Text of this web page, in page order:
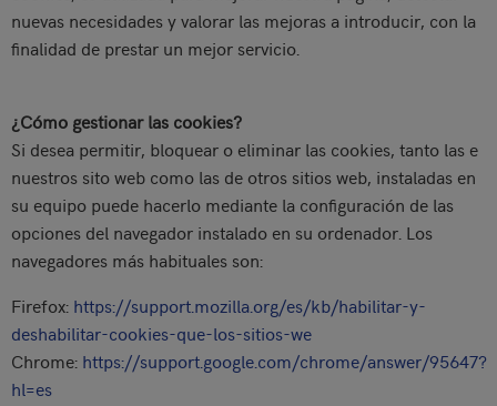
nuevas necesidades y valorar las mejoras a introducir, con la
finalidad de prestar un mejor servicio.
¿Cómo gestionar las cookies?
Si desea permitir, bloquear o eliminar las cookies, tanto las e
nuestros sito web como las de otros sitios web, instaladas en
su equipo puede hacerlo mediante la configuración de las
opciones del navegador instalado en su ordenador. Los
navegadores más habituales son:
Firefox: https://support.mozilla.org/es/kb/habilitar-y-
deshabilitar-cookies-que-los-sitios-we
Chrome: https://support.google.com/chrome/answer/95647?
hl=es